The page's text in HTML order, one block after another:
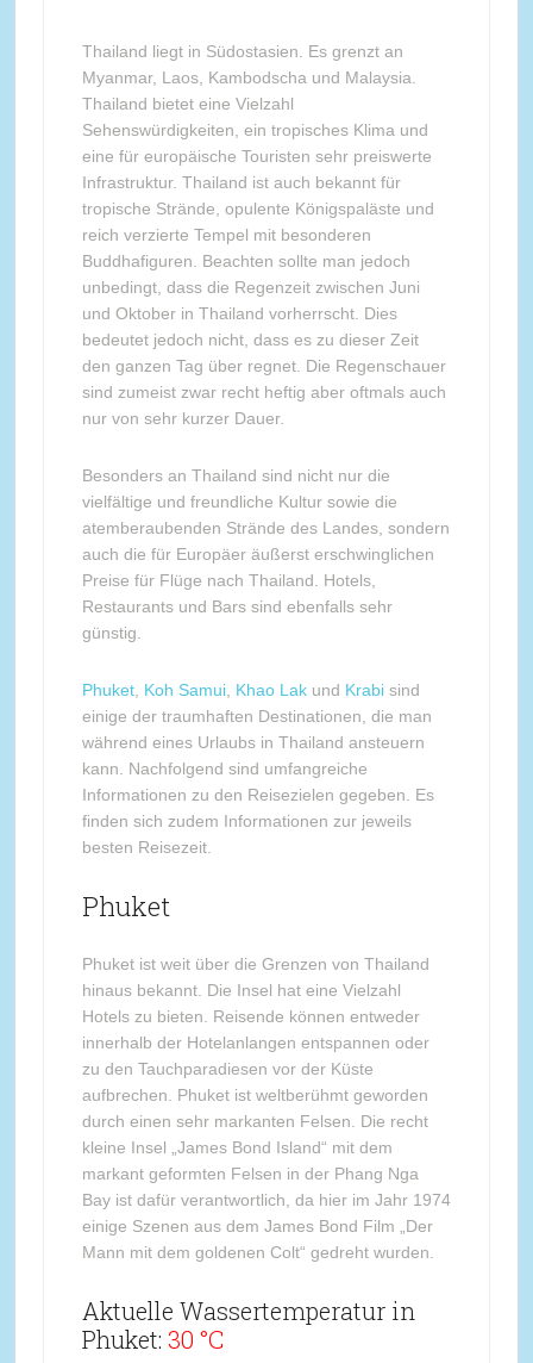
Thailand liegt in Südostasien. Es grenzt an
Myanmar, Laos, Kambodscha und Malaysia.
Thailand bietet eine Vielzahl
Sehenswürdigkeiten, ein tropisches Klima und
eine für europäische Touristen sehr preiswerte
Infrastruktur. Thailand ist auch bekannt für
tropische Strände, opulente Königspaläste und
reich verzierte Tempel mit besonderen
Buddhafiguren. Beachten sollte man jedoch
unbedingt, dass die Regenzeit zwischen Juni
und Oktober in Thailand vorherrscht. Dies
bedeutet jedoch nicht, dass es zu dieser Zeit
den ganzen Tag über regnet. Die Regenschauer
sind zumeist zwar recht heftig aber oftmals auch
nur von sehr kurzer Dauer.
Besonders an Thailand sind nicht nur die
vielfältige und freundliche Kultur sowie die
atemberaubenden Strände des Landes, sondern
auch die für Europäer äußerst erschwinglichen
Preise für Flüge nach Thailand. Hotels,
Restaurants und Bars sind ebenfalls sehr
günstig.
Phuket, Koh Samui, Khao Lakund Krabisind
einige der traumhaften Destinationen, die man
während eines Urlaubs in Thailand ansteuern
kann. Nachfolgend sind umfangreiche
Informationen zu den Reisezielen gegeben. Es
finden sich zudem Informationen zur jeweils
besten Reisezeit.
Phuket
Phuket ist weit über die Grenzen von Thailand
hinaus bekannt. Die Insel hat eine Vielzahl
Hotels zu bieten. Reisende können entweder
innerhalb der Hotelanlangen entspannen oder
zu den Tauchparadiesen vor der Küste
aufbrechen. Phuket ist weltberühmt geworden
durch einen sehr markanten Felsen. Die recht
kleine Insel „James Bond Island“ mit dem
markant geformten Felsen in der Phang Nga
Bay ist dafür verantwortlich, da hier im Jahr 1974
einige Szenen aus dem James Bond Film „Der
Mann mit dem goldenen Colt“ gedreht wurden.
Aktuelle Wassertemperatur in
Phuket: 30 °C